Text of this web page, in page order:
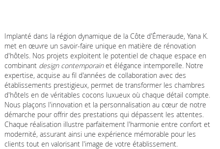
Implanté dans la région dynamique de la Côte d'Émeraude, Yana K.
met en œuvre un savoir-faire unique en matière de rénovation
d'hôtels. Nos projets exploitent le potentiel de chaque espace en
combinant design contemporainet élégance intemporelle. Notre
expertise, acquise au fil d'années de collaboration avec des
établissements prestigieux, permet de transformer les chambres
d'hôtels en de véritables cocons luxueux où chaque détail compte.
Nous plaçons l'innovation et la personnalisation au cœur de notre
démarche pour offrir des prestations qui dépassent les attentes.
Chaque réalisation illustre parfaitement l'harmonie entre confort et
modernité, assurant ainsi une expérience mémorable pour les
clients tout en valorisant l'image de votre établissement.